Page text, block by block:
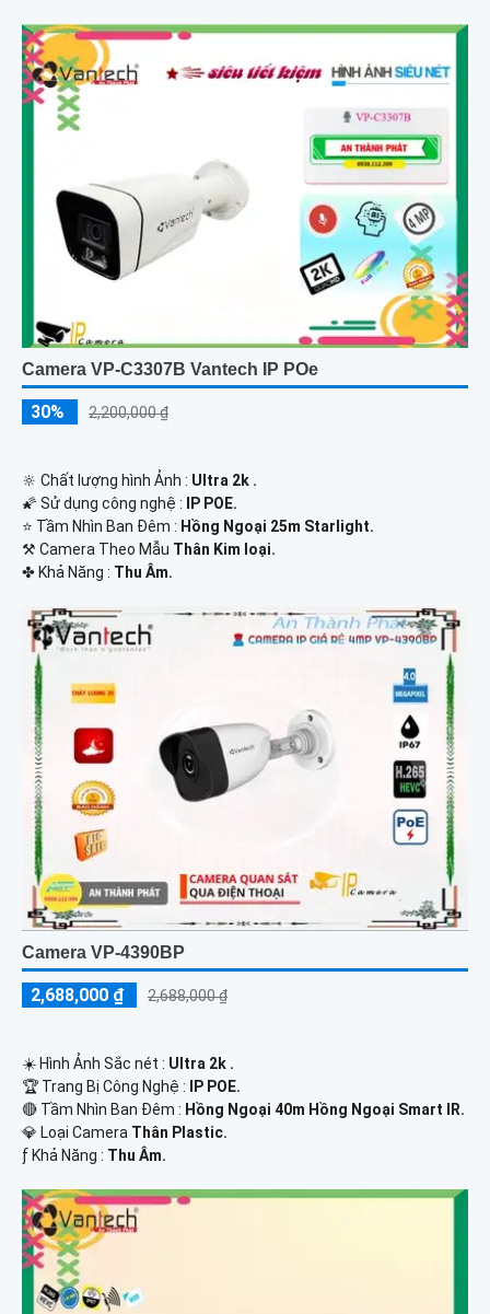
Camera VP-C3307B Vantech IP POe
30% 2,200,000 ₫
🔆 Chất lượng hình Ảnh : Ultra 2k .
🌠 Sử dụng công nghệ :
IP POE.
⭐ Tầm Nhìn Ban Đêm : Hồng Ngoại 25m Starlight.
⚒ Camera Theo Mẫu Thân Kim loại.
️✤ Khả Năng : Thu Âm.
Camera VP-4390BP
2,688,000 ₫ 2,688,000 ₫
☀️ Hình Ảnh Sắc nét : Ultra 2k .
🏆 Trang Bị Công Nghệ :
IP POE.
🔴 Tầm Nhìn Ban Đêm : Hồng Ngoại 40m Hồng Ngoại Smart IR.
💎 Loại Camera Thân Plastic.
️ƒ Khả Năng : Thu Âm.